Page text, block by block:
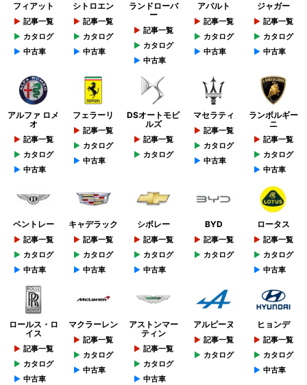
フィアット
記事一覧
カタログ
中古車
シトロエン
記事一覧
カタログ
中古車
ランドローバ
ー
記事一覧
カタログ
中古車
アバルト
記事一覧
カタログ
中古車
ジャガー
記事一覧
カタログ
中古車
アルファ ロメ
オ
記事一覧
カタログ
中古車
フェラーリ
記事一覧
カタログ
中古車
DSオートモビ
ルズ
記事一覧
カタログ
マセラティ
記事一覧
カタログ
中古車
ランボルギー
ニ
記事一覧
カタログ
中古車
ベントレー
記事一覧
カタログ
中古車
キャデラック
記事一覧
カタログ
中古車
シボレー
記事一覧
カタログ
中古車
BYD
記事一覧
カタログ
ロータス
記事一覧
カタログ
中古車
ロールス・ロ
イス
記事一覧
カタログ
中古車
マクラーレン
記事一覧
カタログ
中古車
アストンマー
ティン
記事一覧
カタログ
中古車
アルピーヌ
記事一覧
カタログ
ヒョンデ
記事一覧
カタログ
中古車